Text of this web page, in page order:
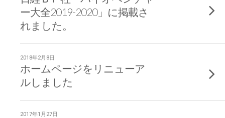
ー大全2019-2020」に掲載さ
れました。
2018年2月8日
ホームページをリニューア
ルしました
2017年1月27日